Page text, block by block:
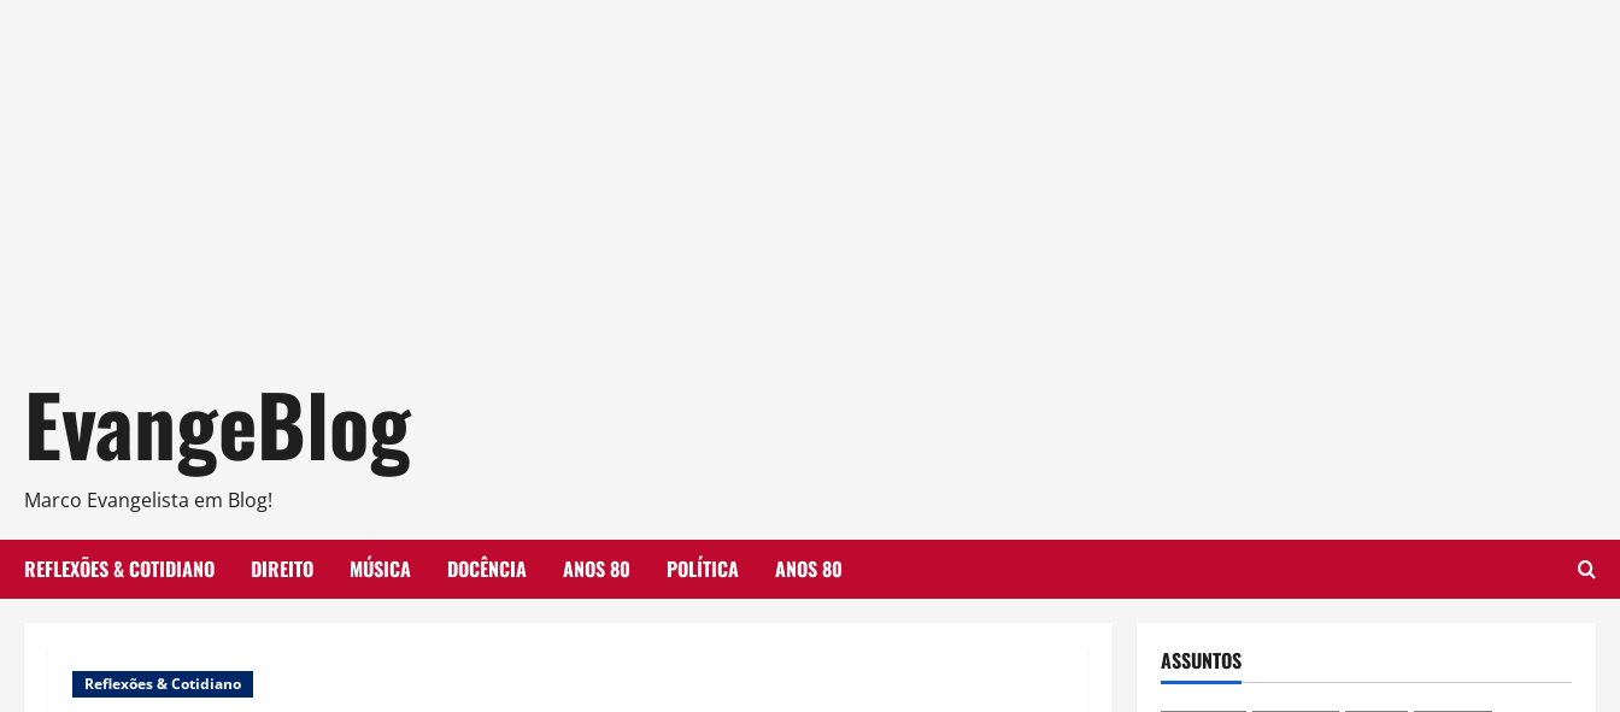
content
EvangeBlog
Marco Evangelista em Blog!
REFLEXÕES & COTIDIANO DIREITO MÚSICA DOCÊNCIA ANOS 80 POLÍTICA ANOS 80
Reflexões & Cotidiano
ASSUNTOS